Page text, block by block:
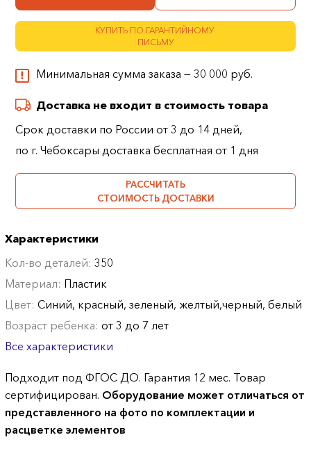
КУПИТЬ ПО ГАРАНТИЙНОМУ
ПИСЬМУ
Минимальная сумма заказа — 30 000 руб.
Доставка не входит в стоимость товара
Срок доставки по России от 3 до 14 дней,
по г. Чебоксары доставка бесплатная от 1 дня
РАССЧИТАТЬ
СТОИМОСТЬ ДОСТАВКИ
Характеристики
Кол-во деталей:350
Материал: Пластик
Цвет:Синий, красный, зеленый, желтый,черный, белый
Возраст ребенка:от 3 до 7 лет
Все характеристики
Подходит под ФГОС ДО. Гарантия 12 мес. Товар
сертифицирован. Оборудование может отличаться от
представленного на фото по комплектации и
расцветке элементов